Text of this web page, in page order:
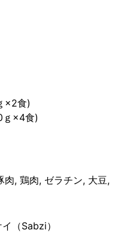
×2食)
ｇ×4食)
肉, 鶏肉, ゼラチン, 大豆,
（Sabzi）